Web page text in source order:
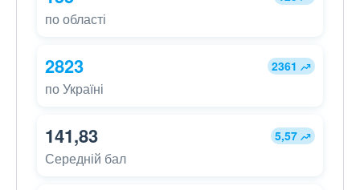
по області
2823 2361
по Україні
141,83 5,57
Середній бал